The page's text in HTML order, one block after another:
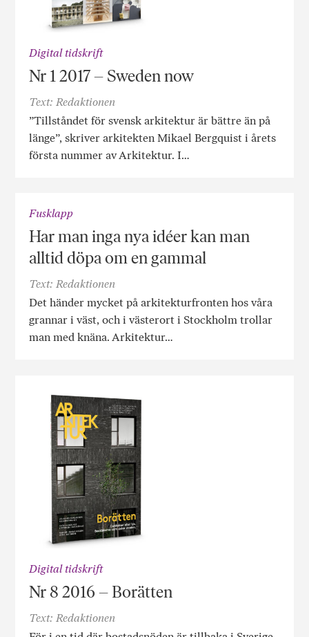
Digital tidskrift
Nr 1 2017 – Sweden now
Text: Redaktionen
”Tillståndet för svensk arkitektur är bättre än på
länge”, skriver arkitekten Mikael Bergquist i årets
första nummer av Arkitektur. I…
Fusklapp
Har man inga nya idéer kan man
alltid döpa om en gammal
Text: Redaktionen
Det händer mycket på arkitekturfronten hos våra
grannar i väst, och i västerort i Stockholm trollar
man med knäna. Arkitektur…
Digital tidskrift
Nr 8 2016 – Borätten
Text: Redaktionen